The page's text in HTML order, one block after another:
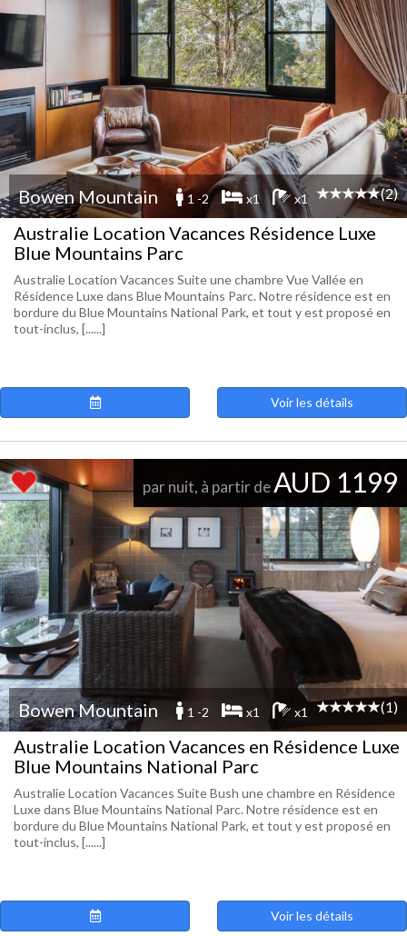
Bowen Mountain 1 -2 x1 x1 (2)
Australie Location Vacances Résidence Luxe
Blue Mountains Parc
Australie Location Vacances Suite une chambre Vue Vallée en
Résidence Luxe dans Blue Mountains Parc. Notre résidence est en
bordure du Blue Mountains National Park, et tout y est proposé en
tout-inclus, [......]
Voir les détails
par nuit, à partir deAUD 1199
Bowen Mountain 1 -2 x1 x1 (1)
Australie Location Vacances en Résidence Luxe
Blue Mountains National Parc
Australie Location Vacances Suite Bush une chambre en Résidence
Luxe dans Blue Mountains National Parc. Notre résidence est en
bordure du Blue Mountains National Park, et tout y est proposé en
tout-inclus, [......]
Voir les détails